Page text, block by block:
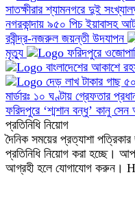
সাতক্ষীরার শ্যামনগরে দুই
নগরকান্দায় ৯৫০ পিচ ইয়াবাসহ
রবীন্দ্র-নজরুল জয়ন্তী উদযাপন
মৃত্যু
ফরিদপুরে
বাংলাদেশের আকাশে
দেড় লাখ টাকার গাছ
মার্ডারঃ ১০ ঘণ্টায় গ্রেফতার
ফরিদপুরে ‘শ্মশান বন্ধু’ কানু
প্রতিনিধি নিয়োগ
দৈনিক সময়ের প্রত্যাশা
প্রতিনিধি নিয়োগ করা হচ্ছে।
আগ্রহী হলে যোগাযোগ